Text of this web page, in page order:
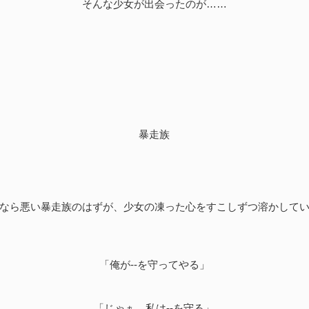
そんな少女が出会ったのが……
暴走族
ら悪い暴走族のはずが、少女の凍った心をすこしずつ溶かして
「俺が--を守ってやる」